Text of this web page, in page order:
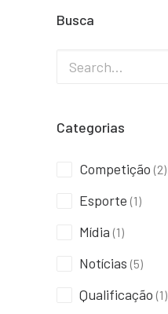
Busca
Categorias
Competição (2)
Esporte (1)
Mídia (1)
Notícias (5)
Qualificação (1)